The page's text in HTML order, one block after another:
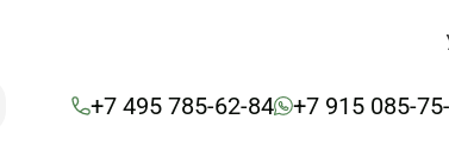
+7 495 785-62-84 +7 915 085-